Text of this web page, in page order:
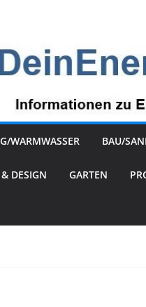
WARMWASSER BAU/
DESIGN GARTEN